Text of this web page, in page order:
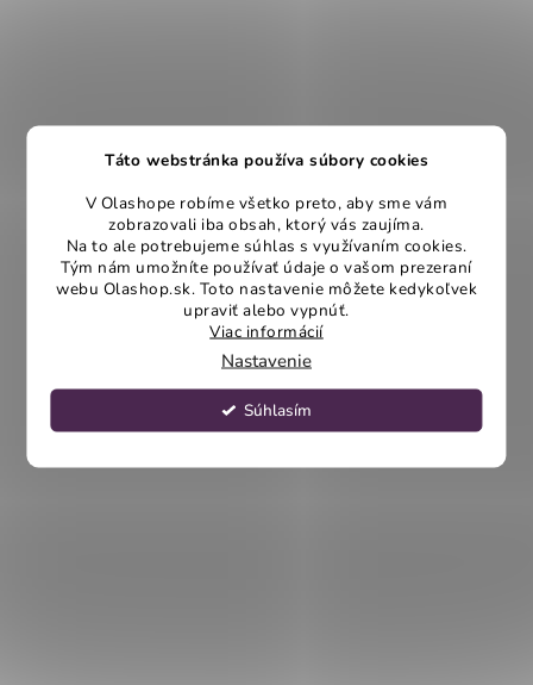
Táto webstránka používa súbory cookies
V Olashope robíme všetko preto, aby sme vám
zobrazovali iba obsah, ktorý vás zaujíma.
Na to ale potrebujeme súhlas s využívaním cookies.
Tým nám umožníte používať údaje o vašom prezeraní
webu Olashop.sk. Toto nastavenie môžete kedykoľvek
upraviť alebo vypnúť.
Viac informácií
Nastavenie
Súhlasím